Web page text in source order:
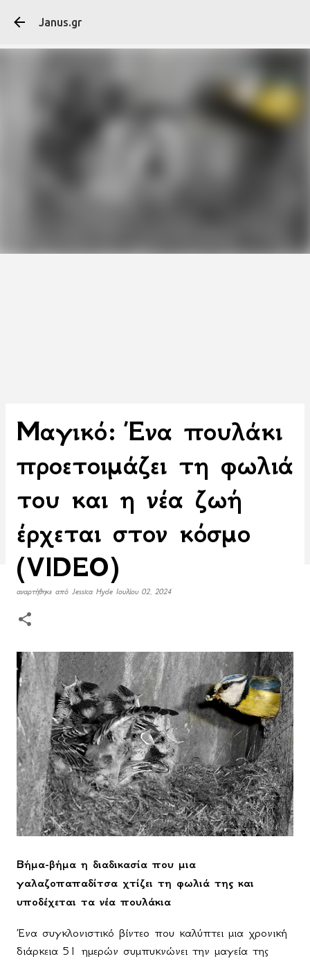
Janus.gr
Μαγικό: Ένα πουλάκι
προετοιμάζει τη φωλιά
του και η νέα ζωή
έρχεται στον κόσμο
(VIDEO)
αναρτήθηκε από Jessica Hyde Ιουλίου 02, 2024
Βήμα-βήμα η διαδικασία που μια
γαλαζοπαπαδίτσα χτίζει τη φωλιά της και
υποδέχεται τα νέα πουλάκια
Ένα συγκλονιστικό βίντεο που καλύπτει μια χρονική
διάρκεια 51 ημερών συμπυκνώνει την μαγεία της